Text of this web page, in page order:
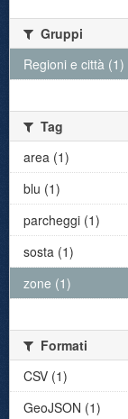
Gruppi
Regioni e città (1)
Tag
area (1)
blu (1)
parcheggi (1)
sosta (1)
zone (1)
Formati
CSV (1)
GeoJSON (1)